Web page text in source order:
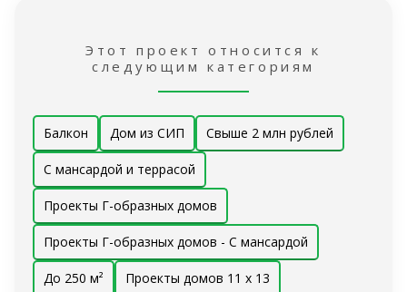
Этот проект относится к
следующим категориям
Балкон Дом из СИП Свыше 2 млн рублей
С мансардой и террасой
Проекты Г-образных домов
Проекты Г-образных домов - С мансардой
До 250 м² Проекты домов 11 x 13